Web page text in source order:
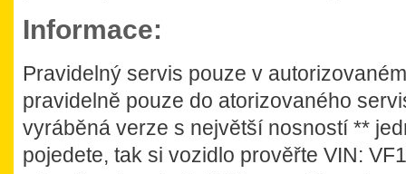
Informace:
Pravidelný servis pouze v
pravidelně pouze do atorizovaného
vyráběná verze s největší nosností **
pojedete, tak si vozidlo prověřte VIN: